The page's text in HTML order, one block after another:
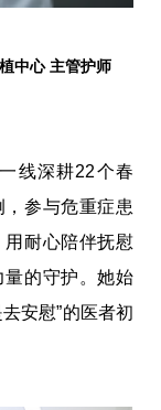
中心 主管护师
线深耕22个春
参与危重症患
耐心陪伴抚慰
的守护。她始
安慰”的医者初